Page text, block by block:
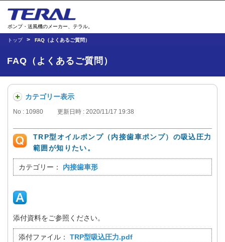
ポンプ・送風機のメーカー、テラル。
トップ FAQ（よくあるご質問）
FAQ（よくあるご質問）
カテゴリー表示
No : 10980 更新日時 : 2020/11/17 19:38
TRP型オイルポンプ（内接歯車ポンプ）の吸込圧力
範囲が知りたい。
カテゴリー： 内接歯車形
添付資料をご参照ください。
添付ファイル： TRP型吸込圧力.pdf